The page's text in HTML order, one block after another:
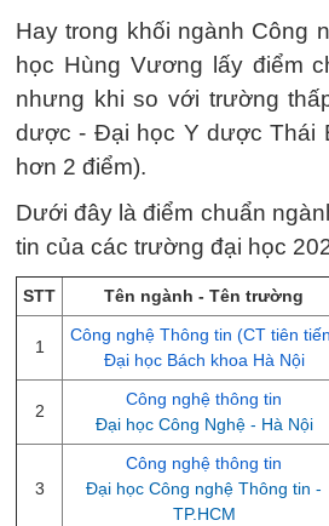
Hay trong khối ngành Công
học Hùng Vương lấy điểm
nhưng khi so với trường
dược - Đại học Y dược Thái
hơn 2 điểm).
Dưới đây là điểm chuẩn
tin của các trường đại học
STT Tên ngành - Tên trường
1
Công nghệ Thông tin (CT tiên
Đại học Bách khoa Hà Nội
2
Công nghệ thông tin
Đại học Công Nghệ - Hà Nội
3
Công nghệ thông tin
Đại học Công nghệ Thông tin -
TP.HCM